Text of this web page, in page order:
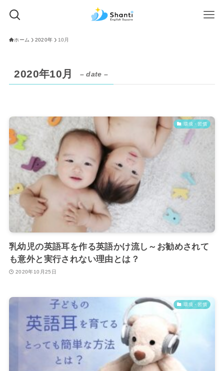
ホーム 2020年 10月
2020年10月 – date –
環境・習慣
乳幼児の英語耳を作る英語かけ流し～お勧めされて
も意外と実行されない理由とは？
2020年10月25日
環境・習慣